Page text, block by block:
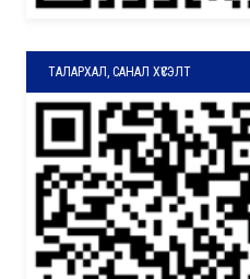
ТАЛАРХАЛ, САНАЛ ХҮСЭЛТ